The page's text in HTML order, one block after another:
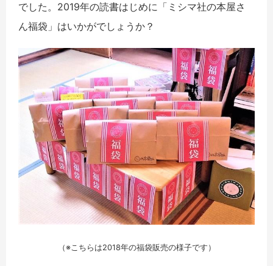
でした。2019年の読書はじめに「ミシマ社の本屋さ
ん福袋」はいかがでしょうか？
（※こちらは2018年の福袋販売の様子です）